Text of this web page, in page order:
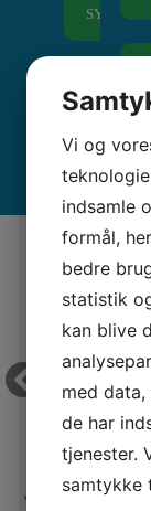
TIL
JANOME
Vores pris:
Vi og
indsamle
formål,
bedre
statistik
kan blive
med
de har
tjenester.
samtykke